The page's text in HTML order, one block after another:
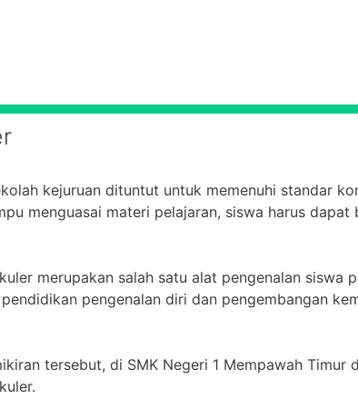
kejuruan dituntut untuk memenuhi standar
menguasai materi pelajaran, siswa harus
merupakan salah satu alat pengenalan siswa
pengenalan diri dan pengembangan
tersebut, di SMK Negeri 1 Mempawah Timur